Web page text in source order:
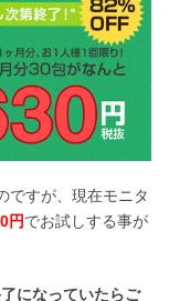
ですが、現在モニタ
円でお試しする事が
になっていたらご